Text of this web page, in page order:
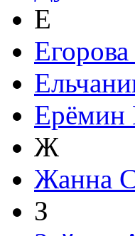
Е
Ерёмин
Ж
Жанна
З